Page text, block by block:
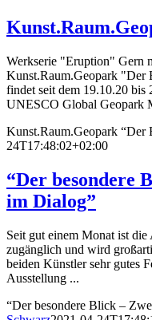
Werkserie "Eruption" Gern
Kunst.Raum.Geopark "Der
findet seit dem 19.10.20 bis
UNESCO Global Geopark
Kunst.Raum.Geopark “Der
24T17:48:02+02:00
“Der besondere
im Dialog”
Seit gut einem Monat ist
zugänglich und wird
beiden Künstler sehr gutes
Ausstellung ...
“Der besondere Blick –